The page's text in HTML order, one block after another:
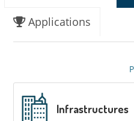
Applications
Infrastructures